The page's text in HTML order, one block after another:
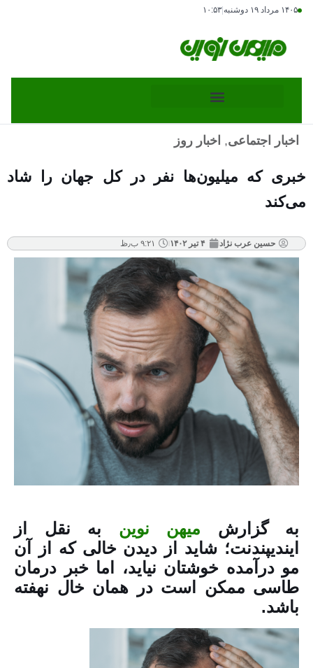
۱۴۰۵ مرداد ۱۹ دوشنبه ۱۰:۵۳
اخبار اجتماعی, اخبار روز
خبری که میلیون‌ها نفر در کل جهان را شاد
می‌کند
حسین عرب نژاد ۴ تیر ۱۴۰۲ ۹:۲۱ ب٫ظ
به گزارش میهن نوین به نقل از
ایندیپندنت؛ شاید از دیدن خالی که از آن
مو درآمده خوشتان نیاید، اما خبر درمان
طاسی ممکن است در همان خال نهفته
باشد.